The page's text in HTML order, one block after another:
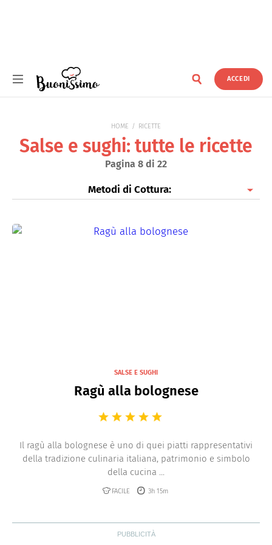
ACCEDI
HOME RICETTE
Salse e sughi: tutte le ricette
Pagina 8 di 22
Metodi di Cottura:
Al forno
SALSE E SUGHI
Ragù alla bolognese
Il ragù alla bolognese è uno di quei piatti rappresentativi
della tradizione culinaria italiana, patrimonio e simbolo
della cucina ...
FACILE 3h 15m